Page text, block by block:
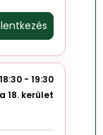
18:30 - 19:30
18. kerület